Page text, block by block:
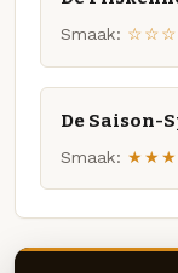
Smaak:
De Saison-
Smaak: